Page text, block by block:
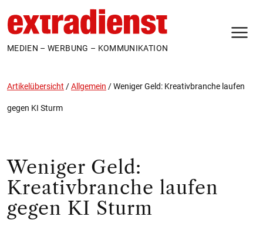
MEDIEN – WERBUNG – KOMMUNIKATION
Artikelübersicht /Allgemein /Weniger Geld: Kreativbranche laufen
gegen KI Sturm
Weniger Geld:
Kreativbranche laufen
gegen KI Sturm